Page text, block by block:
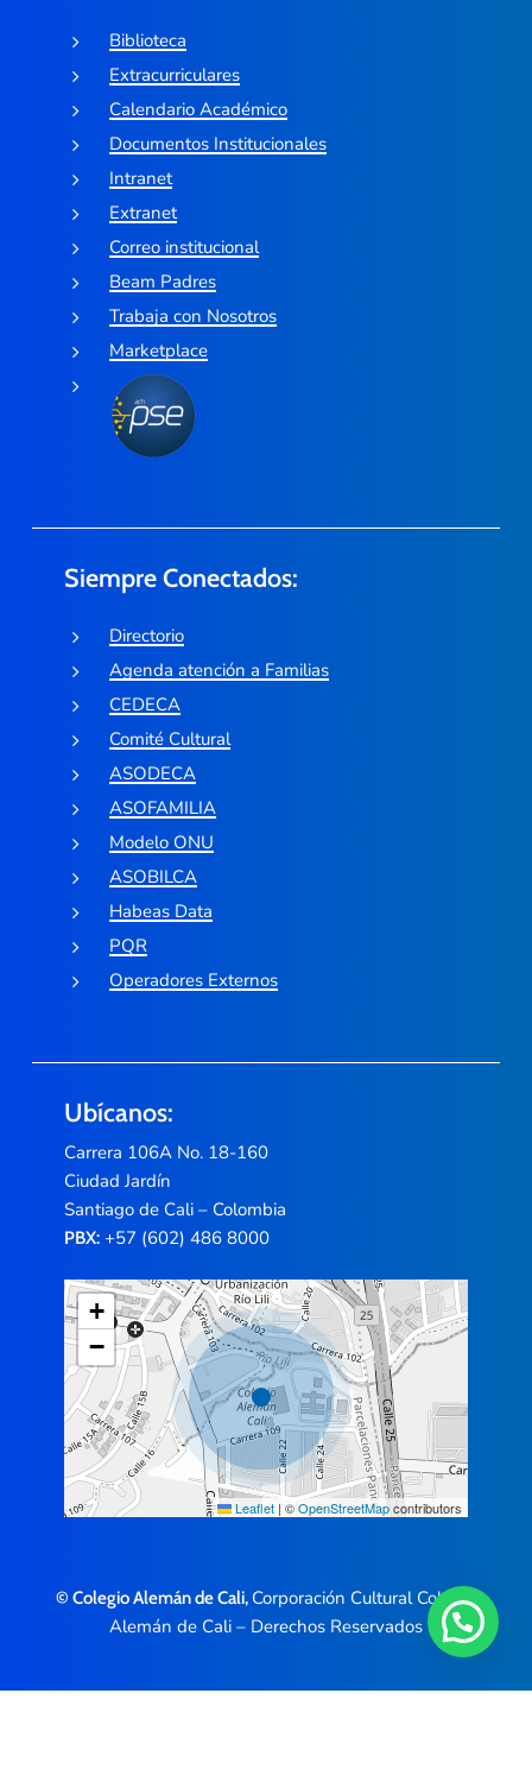
Biblioteca
Extracurriculares
Calendario Académico
Documentos Institucionales
Intranet
Extranet
Correo institucional
Beam Padres
Trabaja con Nosotros
Marketplace
Siempre Conectados:
Directorio
Agenda atención a Familias
CEDECA
Comité Cultural
ASODECA
ASOFAMILIA
Modelo ONU
ASOBILCA
Habeas Data
PQR
Operadores Externos
Ubícanos:
Carrera 106A No. 18-160
Ciudad Jardín
Santiago de Cali – Colombia
PBX:+57 (602) 486 8000
+
−
Leaflet | ©OpenStreetMapcontributors
© Colegio Alemán de Cali, Corporación Cultural Colegio
Alemán de Cali – Derechos Reservados